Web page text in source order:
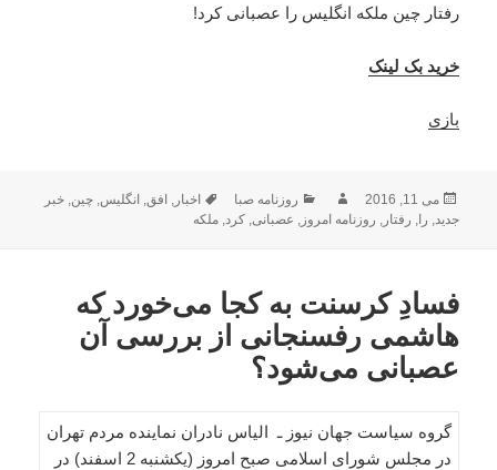
رفتار چین ملکه انگلیس را عصبانی کرد!
خرید بک لینک
بازی
ارسال
شده
می 11, 2016 نویسندهدسته‌ها
روزنامه صبا برچسب‌ها
اخبار, افق, انگلیس,چین,خبر
جدید, را, رفتار, روزنامه امروز, عصبانی,کرد,ملکه
فسادِ کرسنت به کجا می‌خورد که
هاشمی رفسنجانی از بررسی آن
عصبانی می‌شود؟
گروه سیاست جهان نیوز ـ الیاس نادران نماینده مردم تهران
در مجلس شورای اسلامی صبح امروز (یکشنبه 2 اسفند) در